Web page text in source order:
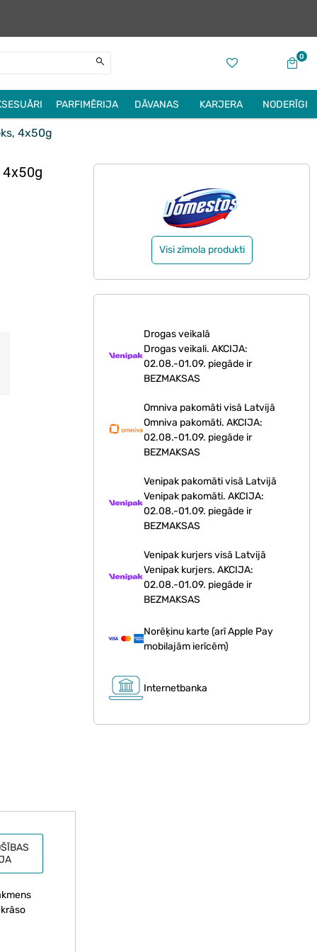
0
PARFIMĒRIJA DĀVANAS KARJERA NODERĪGI
4x50g
Visi zīmola produkti
Drogas veikalā
Drogas veikali. AKCIJA:
02.08.-01.09. piegāde ir
BEZMAKSAS
Omniva pakomāti visā Latvijā
Omniva pakomāti. AKCIJA:
02.08.-01.09. piegāde ir
BEZMAKSAS
Venipak pakomāti visā Latvijā
Venipak pakomāti. AKCIJA:
02.08.-01.09. piegāde ir
BEZMAKSAS
Venipak kurjers visā Latvijā
Venipak kurjers. AKCIJA:
02.08.-01.09. piegāde ir
BEZMAKSAS
Norēķinu karte (arī Apple Pay
mobilajām ierīcēm)
Internetbanka